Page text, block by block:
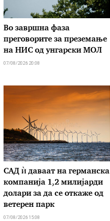
Во завршна фаза
преговорите за преземање
на НИС од унгарски МОЛ
07/08/2026 20:08
САД ѝ даваат на германска
компанија 1,2 милијарди
долари за да се откаже од
ветерен парк
07/08/2026 15:08